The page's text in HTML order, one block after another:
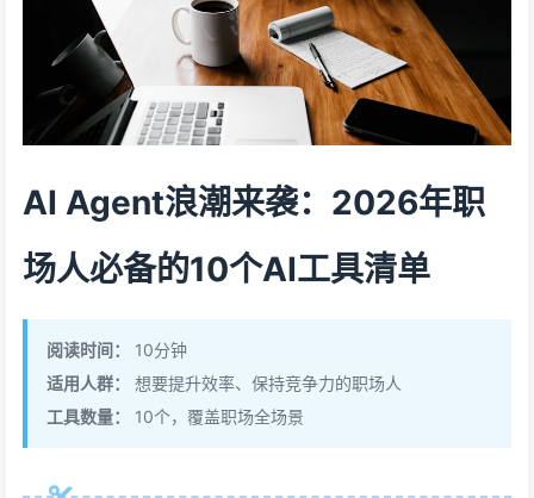
AI Agent浪潮来袭：2026年职
场人必备的10个AI工具清单
阅读时间：
10分钟
适用人群：
想要提升效率、保持竞争力的职场人
工具数量：
10个，覆盖职场全场景